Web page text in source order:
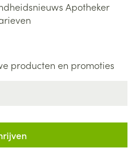
Apotheker
producten en promoties